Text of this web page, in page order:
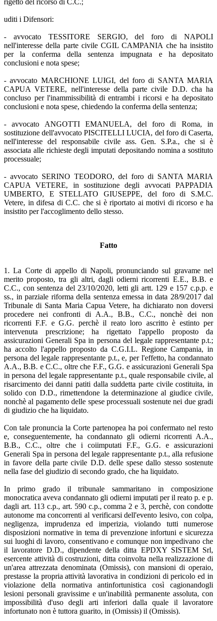
uditi i Difensori:
- avvocato TESSITORE SERGIO, del foro di NAPOLI
nell'interesse della parte civile CGIL CAMPANIA che ha insistito
per la conferma della sentenza impugnata e ha depositato
conclusioni e nota spese;
- avvocato MARCHIONE LUIGI, del foro di SANTA MARIA
CAPUA VETERE, nell'interesse della parte civile D.D. cha ha
concluso per l'inammissibilità di entrambi i ricorsi e ha depositato
conclusioni e nota spese, chiedendo la conferma della sentenza;
- avvocato ANGOTTI EMANUELA, del foro di Roma, in
sostituzione dell'avvocato PISCITELLI LUCIA, del foro di Caserta,
nell'interesse del responsabile civile ass. Gen. S.P.a., che si è
associata alle richieste degli imputati depositando nomina a sostituto
processuale;
- avvocato SERINO TEODORO, del foro di SANTA MARIA
CAPUA VETERE, in sostituzione degli avvocati PAPPADIA
UMBERTO, E STELLATO GIUSEPPE, del foro di S.M.C.
Vetere, in difesa di C.C. che si è riportato ai motivi di ricorso e ha
insistito per l'accoglimento dello stesso.
Fatto
1. La Corte di appello di Napoli, pronunciando sul gravame nel
merito proposto, tra gli altri, dagli odierni ricorrenti E.E., B.B. e
C.C., con sentenza del 23/10/2020, letti gli artt. 129 e 157 c.p.p. e
ss., in parziale riforma della sentenza emessa in data 28/9/2017 dal
Tribunale di Santa Maria Capua Vetere, ha dichiarato non doversi
procedere nei confronti di A.A., B.B., C.C., nonchè dei non
ricorrenti F.F. e G.G. perchè il reato loro ascritto è estinto per
intervenuta prescrizione; ha rigettato l'appello proposto da
assicurazioni Generali Spa in persona del legale rappresentante p.t.;
ha accolto l'appello proposto da C.G.I.L. Regione Campania, in
persona del legale rappresentante p.t., e, per l'effetto, ha condannato
A.A., B.B. e C.C., oltre che F.F., G.G. e assicurazioni Generali Spa
in persona del legale rappresentante p.t., quale responsabile civile, al
risarcimento dei danni patiti dalla suddetta parte civile costituita, in
solido con D.D., rimettendone la determinazione al giudice civile,
nonchè al pagamento delle spese processuali sostenute nei due gradi
di giudizio che ha liquidato.
Con tale pronuncia la Corte partenopea ha poi confermato nel resto
e, conseguentemente, ha condannato gli odierni ricorrenti A.A.,
B.B., C.C., oltre che i coiimputati F.F., G.G. e assicurazioni
Generali Spa in persona del legale rappresentante p.t., alla refusione
in favore della parte civile D.D. delle spese dallo stesso sostenute
nella fase del giudizio di secondo grado, che ha liquidato.
In primo grado il tribunale sammaritano in composizione
monocratica aveva condannato gli odierni imputati per il reato p. e p.
dagli art. 113 c.p., art. 590 c.p., comma 2 e 3, perchè, con condotte
autonome ma concorrenti al verificarsi dell'evento lesivo, con colpa,
negligenza, imprudenza ed imperizia, violando tutti numerose
disposizioni normative in tema di prevenzione infortuni e sicurezza
sui luoghi di lavoro, consentivano e comunque non impedivano che
il lavoratore D.D., dipendente della ditta EPDXY SISTEM Srl,
esercente attività di costruzioni, ditta coinvolta nella realizzazione di
un'area attrezzata denominata (Omissis), con mansioni di operaio,
prestasse la propria attività lavorativa in condizioni di pericolo ed in
violazione della normativa antinfortunistica così cagionandogli
lesioni personali gravissime e un'inabilità permanente assoluta, con
impossibilità d'uso degli arti inferiori dalla quale il lavoratore
infortunato non è tuttora guarito, in (Omissis) il (Omissis).